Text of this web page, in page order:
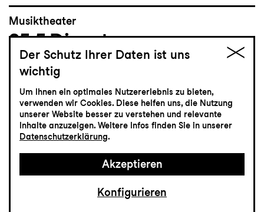
Musiktheater
25.5Dienstag
Hoffmanns Erzählungen
Oper von Jacques Offenbach
Grosses Haus
19:30
Der Schutz Ihrer Daten ist uns
wichtig
Um Ihnen ein optimales Nutzererlebnis zu bieten,
verwenden wir Cookies. Diese helfen uns, die Nutzung
unserer Website besser zu verstehen und relevante
Inhalte anzuzeigen. Weitere Infos finden Sie in unserer
Datenschutzerklärung.
Akzeptieren
Konfigurieren